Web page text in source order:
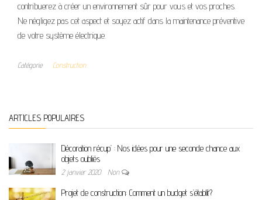
contribuerez à créer un environnement sûr pour vous et vos proches.
Ne négligez pas cet aspect et soyez actif dans la maintenance préventive
de votre système électrique.
Catégorie Construction
ARTICLES POPULAIRES
Décoration récup’ : Nos idées pour une seconde chance aux
objets oubliés
2 janvier 2020 Non
Projet de construction: Comment un budget s’établit?